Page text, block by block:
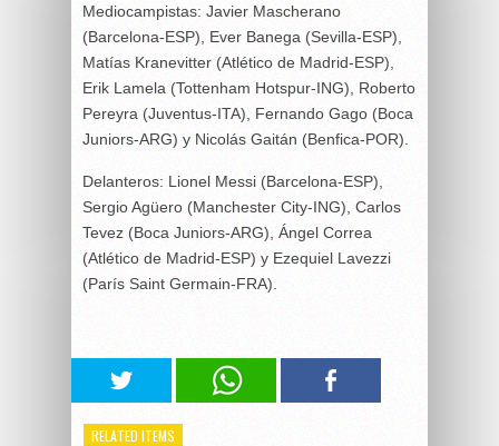
Mediocampistas: Javier Mascherano
(Barcelona-ESP), Ever Banega (Sevilla-ESP),
Matías Kranevitter (Atlético de Madrid-ESP),
Erik Lamela (Tottenham Hotspur-ING), Roberto
Pereyra (Juventus-ITA), Fernando Gago (Boca
Juniors-ARG) y Nicolás Gaitán (Benfica-POR).
Delanteros: Lionel Messi (Barcelona-ESP),
Sergio Agüero (Manchester City-ING), Carlos
Tevez (Boca Juniors-ARG), Ángel Correa
(Atlético de Madrid-ESP) y Ezequiel Lavezzi
(París Saint Germain-FRA).
RELATED ITEMS